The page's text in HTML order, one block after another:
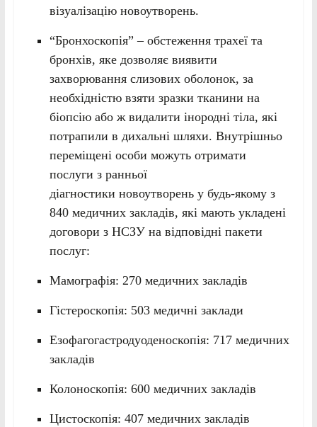
візуалізацію новоутворень.
“Бронхоскопія” – обстеження трахеї та
бронхів, яке дозволяє виявити
захворювання слизових оболонок, за
необхідністю взяти зразки тканини на
біопсію або ж видалити інородні тіла, які
потрапили в дихальні шляхи. Внутрішньо
переміщені особи можуть отримати
послуги з ранньої
діагностики новоутворень у будь-якому з
840 медичних закладів, які мають укладені
договори з НСЗУ на відповідні пакети
послуг:
Мамографія: 270 медичних закладів
Гістероскопія: 503 медичні заклади
Езофагогастродуоденоскопія: 717 медичних
закладів
Колоноскопія: 600 медичних закладів
Цистоскопія: 407 медичних закладів